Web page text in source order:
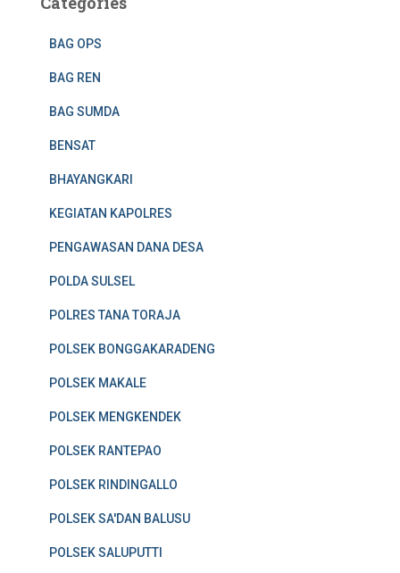
BAG OPS
BAG REN
BAG SUMDA
BENSAT
BHAYANGKARI
KEGIATAN KAPOLRES
PENGAWASAN DANA DESA
POLDA SULSEL
POLRES TANA TORAJA
POLSEK BONGGAKARADENG
POLSEK MAKALE
POLSEK MENGKENDEK
POLSEK RANTEPAO
POLSEK RINDINGALLO
POLSEK SA'DAN BALUSU
POLSEK SALUPUTTI